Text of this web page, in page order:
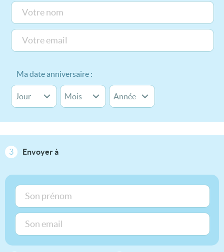
Ma date anniversaire :
3 Envoyer à